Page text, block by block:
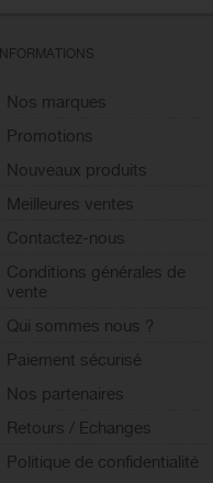
INFORMATIONS
Nos marques
Promotions
Nouveaux produits
Meilleures ventes
Contactez-nous
Conditions générales de
vente
Qui sommes nous ?
Paiement sécurisé
Nos partenaires
Retours / Echanges
Politique de confidentialité